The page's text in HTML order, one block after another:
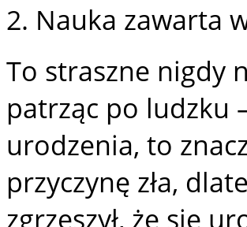
2. Nauka zawarta
To straszne nigdy
patrząc po ludzku
urodzenia, to
przyczynę zła,
zgrzeszył, że się